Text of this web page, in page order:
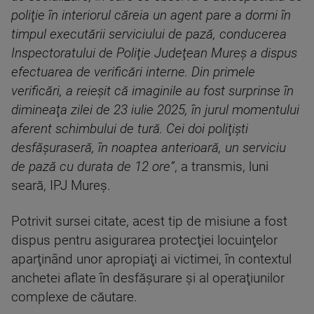
poliţie în interiorul căreia un agent pare a dormi în
timpul executării serviciului de pază, conducerea
Inspectoratului de Poliţie Judeţean Mureş a dispus
efectuarea de verificări interne. Din primele
verificări, a reieşit că imaginile au fost surprinse în
dimineaţa zilei de 23 iulie 2025, în jurul momentului
aferent schimbului de tură. Cei doi poliţişti
desfăşuraseră, în noaptea anterioară, un serviciu
de pază cu durata de 12 ore”, a transmis, luni
seară, IPJ Mureş.
Potrivit sursei citate, acest tip de misiune a fost
dispus pentru asigurarea protecţiei locuinţelor
aparţinând unor apropiaţi ai victimei, în contextul
anchetei aflate în desfăşurare şi al operaţiunilor
complexe de căutare.